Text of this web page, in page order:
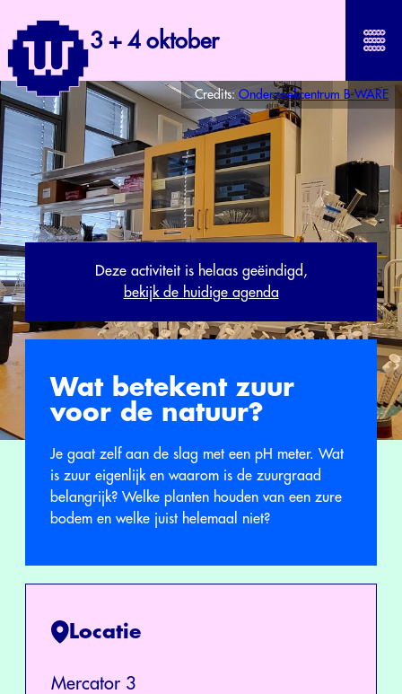
3 + 4 oktober
Credits: Onderzoekcentrum B-WARE
Deze activiteit is helaas geëindigd,
bekijk de huidige agenda
Wat betekent zuur
voor de natuur?
Je gaat zelf aan de slag met een pH meter. Wat
is zuur eigenlijk en waarom is de zuurgraad
belangrijk? Welke planten houden van een zure
bodem en welke juist helemaal niet?
Locatie
Mercator 3